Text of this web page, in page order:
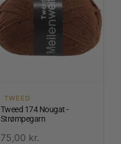
TWEED
Tweed 174 Nougat -
Strømpegarn
75,00 kr.